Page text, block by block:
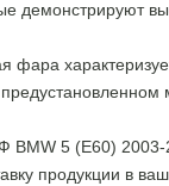
демонстрируют
фара
BMW 5 (E60)
продукции в ваш